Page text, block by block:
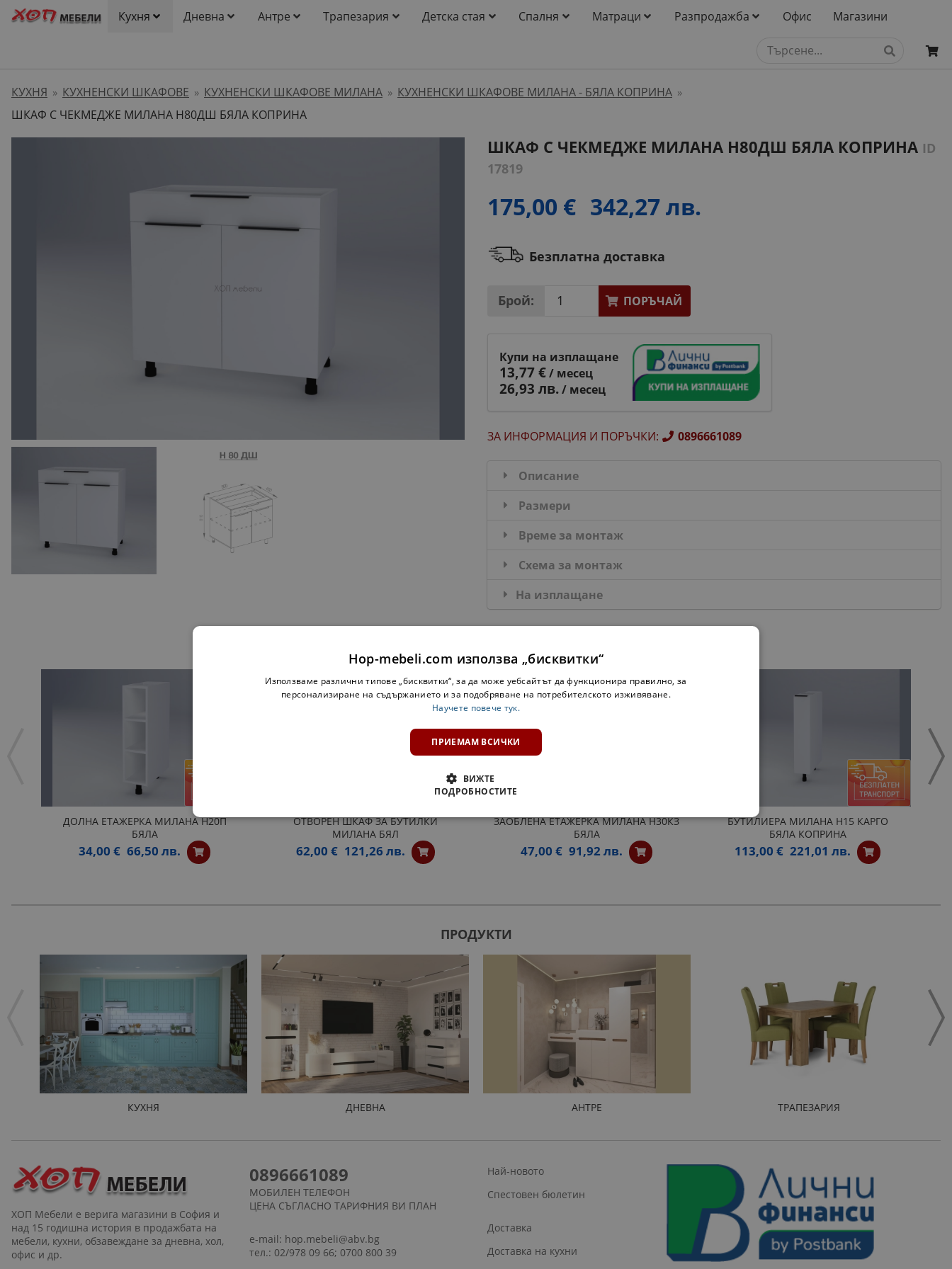
Кухня Дневна Антре Трапезария Детска стая Спалня Матраци Разпродажба Офис Магазини
КУХНЯ » КУХНЕНСКИ ШКАФОВЕ » КУХНЕНСКИ ШКАФОВЕ МИЛАНА » КУХНЕНСКИ ШКАФОВЕ МИЛАНА - БЯЛА КОПРИНА »
ШКАФ С ЧЕКМЕДЖЕ МИЛАНА H80ДШ БЯЛА КОПРИНА
ШКАФ С ЧЕКМЕДЖЕ МИЛАНА H80ДШ БЯЛА КОПРИНА ID
17819
175,00 € 342,27 лв.
Безплатна доставка
Брой: ПОРЪЧАЙ
Купи на изплащане
13,77 €/ месец
26,93 лв./ месец
ЗА ИНФОРМАЦИЯ И ПОРЪЧКИ: 0896661089
Описание
Размери
Време за монтаж
Схема за монтаж
На изплащане
ДОЛНА ЕТАЖЕРКА МИЛАНА Н20П
БЯЛА
34,00 € 66,50 лв.
ОТВОРЕН ШКАФ ЗА БУТИЛКИ
МИЛАНА БЯЛ
62,00 € 121,26 лв.
ЗАОБЛЕНА ЕТАЖЕРКА МИЛАНА Н30КЗ
БЯЛА
47,00 € 91,92 лв.
БУТИЛИЕРА МИЛАНА Н15 КАРГО
БЯЛА КОПРИНА
113,00 € 221,01 лв.
ПРОДУКТИ
КУХНЯ ДНЕВНА АНТРЕ ТРАПЕЗАРИЯ
ХОП Мебели е верига магазини в София и
над 15 годишна история в продажбата на
мебели, кухни, обзавеждане за дневна, хол,
офис и др.
0896661089
МОБИЛЕН ТЕЛЕФОН
ЦЕНА СЪГЛАСНО ТАРИФНИЯ ВИ ПЛАН
e-mail: hop.mebeli@abv.bg
тел.: 02/978 09 66; 0700 800 39
Най-новото
Спестовен бюлетин
Доставка
Доставка на кухни
Hop-mebeli.com използва „бисквитки“
Използваме различни типове „бисквитки“, за да може уебсайтът да функционира правилно, за
персонализиране на съдържанието и за подобряване на потребителското изживяване.
Научете повече тук.
ПРИЕМАМ ВСИЧКИ
ВИЖТЕ
ПОДРОБНОСТИТЕ